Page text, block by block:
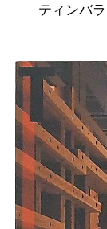
ティンバ